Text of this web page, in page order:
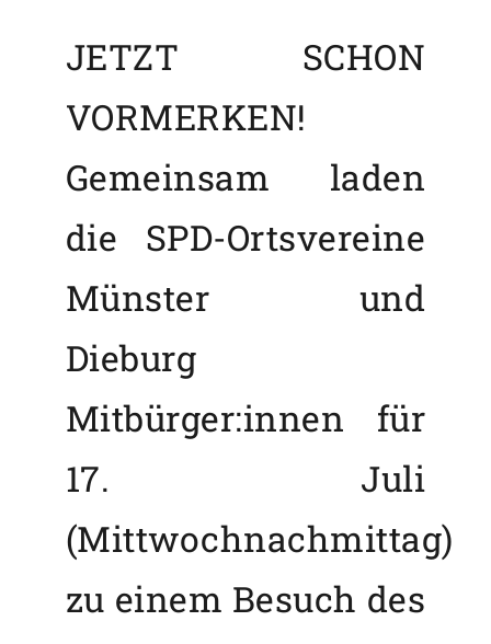
JETZT SCHON
VORMERKEN!
Gemeinsam laden
die SPD-Ortsvereine
Münster und
Dieburg
Mitbürger:innen für
17. Juli
(Mittwochnachmittag)
zu einem Besuch des